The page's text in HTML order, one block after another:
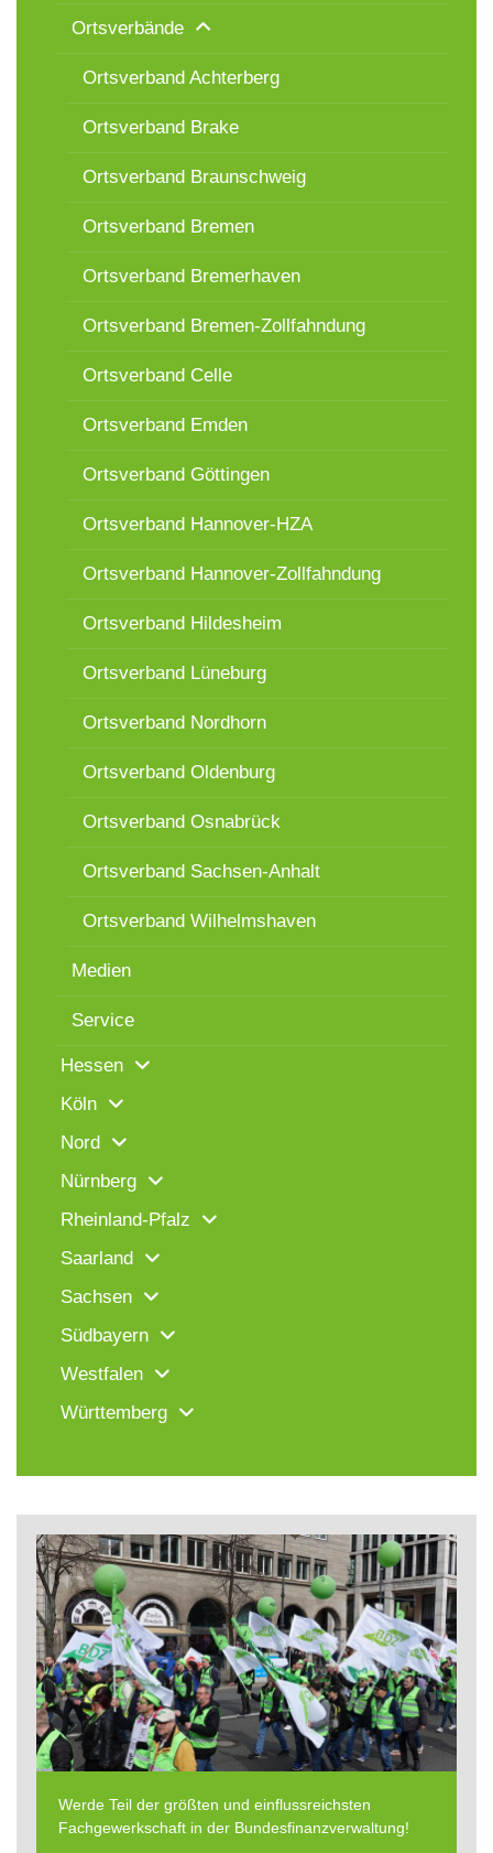
Ortsverbände
Ortsverband Achterberg
Ortsverband Brake
Ortsverband Braunschweig
Ortsverband Bremen
Ortsverband Bremerhaven
Ortsverband Bremen-Zollfahndung
Ortsverband Celle
Ortsverband Emden
Ortsverband Göttingen
Ortsverband Hannover-HZA
Ortsverband Hannover-Zollfahndung
Ortsverband Hildesheim
Ortsverband Lüneburg
Ortsverband Nordhorn
Ortsverband Oldenburg
Ortsverband Osnabrück
Ortsverband Sachsen-Anhalt
Ortsverband Wilhelmshaven
Medien
Service
Hessen
Köln
Nord
Nürnberg
Rheinland-Pfalz
Saarland
Sachsen
Südbayern
Westfalen
Württemberg
Werde Teil der größten und einflussreichsten
Fachgewerkschaft in der Bundesfinanzverwaltung!